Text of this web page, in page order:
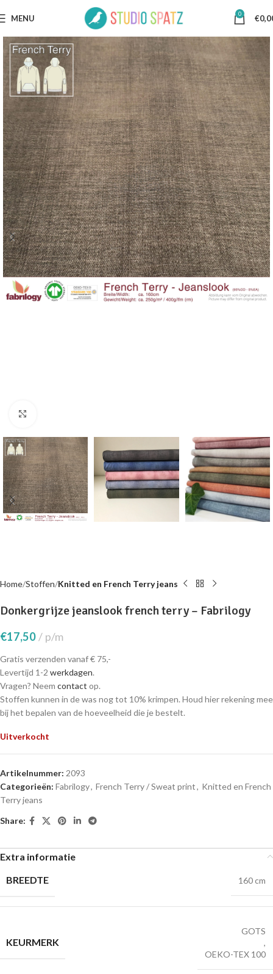
MENU 0 €
Home Stoffen Knitted en French Terry jeans
Donkergrijze jeanslook french terry – Fabrilogy
€17,50 p/m
Gratis verzenden vanaf € 75,-
Levertijd 1-2 werkdagen.
Vragen? Neem contact op.
Stoffen kunnen in de was nog tot 10% krimpen. Houd hier rekening mee
bij het bepalen van de hoeveelheid die je bestelt.
Uitverkocht
Artikelnummer: 2093
Categorieën: Fabrilogy, French Terry / Sweat print, Knitted en French
Terry jeans
Share:
Extra informatie
BREEDTE
160 cm
KEURMERK
GOTS
,
OEKO-TEX 100